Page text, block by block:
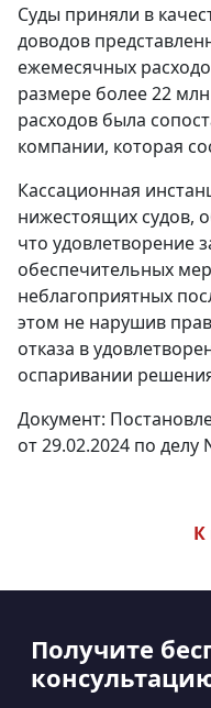
Суды приняли в
доводов
ежемесячных
размере более 22
расходов была
компании, которая
Кассационная
нижестоящих судов,
что удовлетворение
обеспечительных
неблагоприятных
этом не нарушив
отказа в
оспаривании
Документ:
от 29.02.2024 по делу
К
Получите